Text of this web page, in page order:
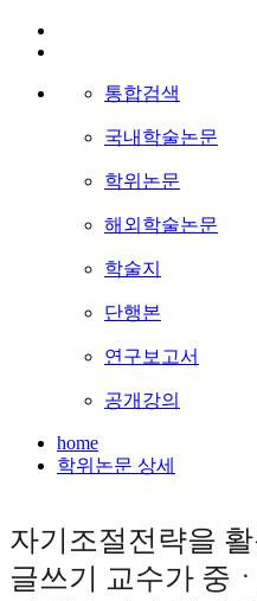
통합검색
국내학술논문
학위논문
해외학술논문
학술지
단행본
연구보고서
공개강의
home
학위논문 상세
자기조절전략을
글쓰기 교수가 중